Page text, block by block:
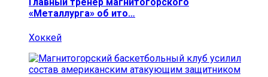
«Металлурга» об ито…
Хоккей